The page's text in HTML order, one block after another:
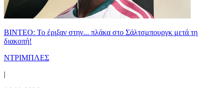
ΒΙΝΤΕΟ: Το έριξαν στην... πλάκα στο Σάλτσμπουργκ μετά τη
διακοπή!
ΝΤΡΙΜΠΛΕΣ
|